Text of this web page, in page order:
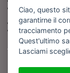
Iscriviti al nostro
giornalismo
Compra i nostri libri
Entra in Barinedita
Copyright
Ciao, questo
garantirne il
tracciamento
Quest'ultimo
Lasciami